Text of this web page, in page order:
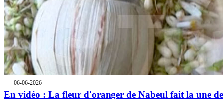
06-06-2026
En vidéo : La fleur d'oranger de Nabeul fait la une de